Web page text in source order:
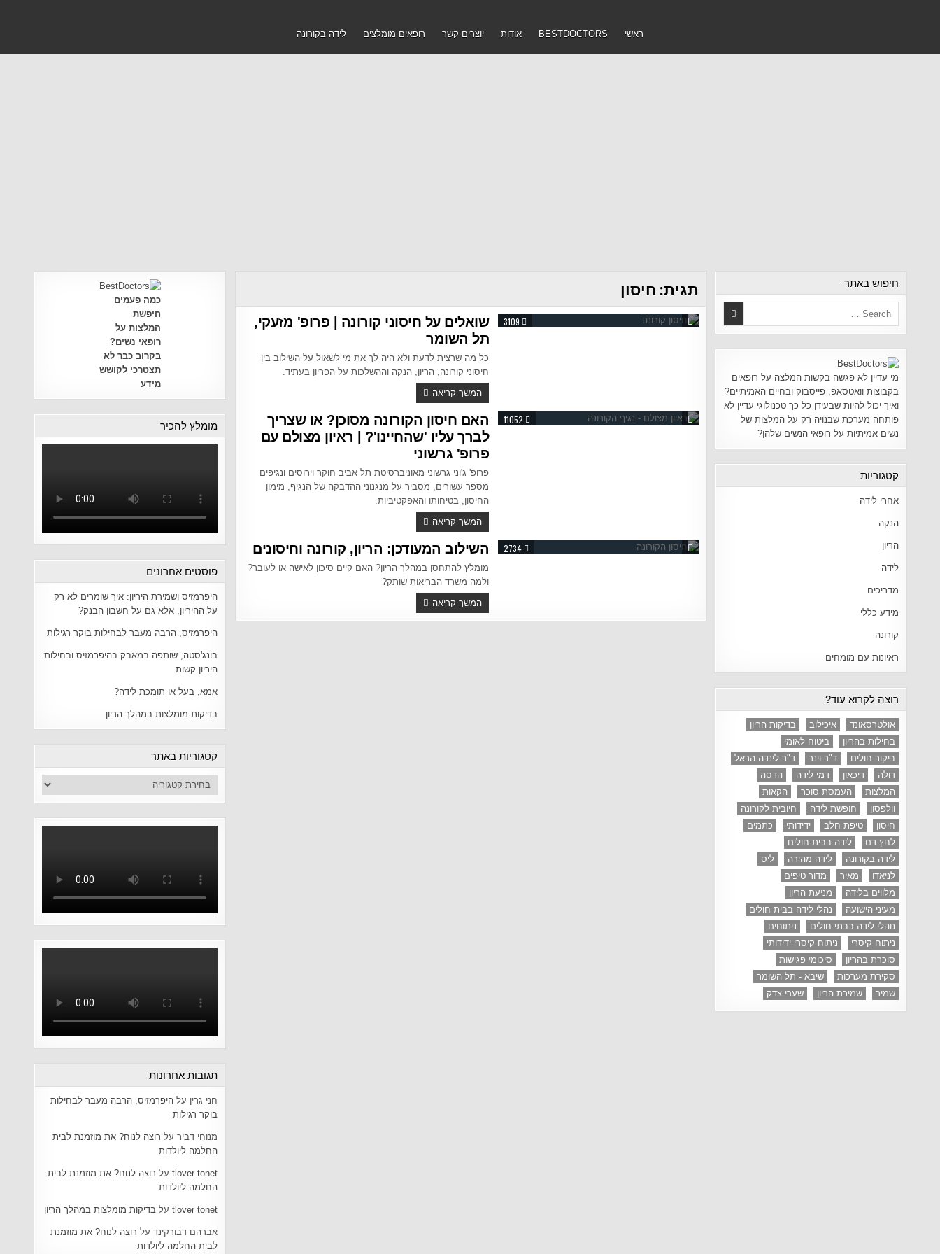
ראשי BESTDOCTORS אודות יוצרים קשר רופאים מומלצים לידה בקורונה
תגית: חיסון
3109
שואלים על חיסוני קורונה | פרופ' מזעקי,
תל השומר
כל מה שרצית לדעת ולא היה לך את מי לשאול על השילוב בין
חיסוני קורונה, הריון, הנקה וההשלכות על הפריון בעתיד.
המשך קריאה
11052
האם חיסון הקורונה מסוכן? או שצריך
לברך עליו 'שהחיינו'? | ראיון מצולם עם
פרופ' גרשוני
פרופ' ג'וני גרשוני מאוניברסיטת תל אביב חוקר וירוסים ונגיפים
מספר עשורים, מסביר על מנגנוני ההדבקה של הנגיף, מימון
החיסון, בטיחותו והאפקטיביות.
המשך קריאה
2734 השילוב המעודכן: הריון, קורונה וחיסונים
מומלץ להתחסן במהלך הריון? האם קיים סיכון לאישה או לעובר?
ולמה משרד הבריאות שותק?
המשך קריאה
כמה פעמים
חיפשת
המלצות על
רופאי נשים?
בקרוב כבר לא
תצטרכי לקושש
מידע
מומלץ להכיר
פוסטים אחרונים
היפרמזיס ושמירת היריון: איך שומרים לא רק
על ההיריון, אלא גם על חשבון הבנק?
היפרמזיס, הרבה מעבר לבחילות בוקר רגילות
בונג'סטה, שותפה במאבק בהיפרמזיס ובחילות
היריון קשות
אמא, בעל או תומכת לידה?
בדיקות מומלצות במהלך הריון
קטגוריות באתר
תגובות אחרונות
חני גרין על היפרמזיס, הרבה מעבר לבחילות
בוקר רגילות
מנוחי דבירעל רוצה לנוח? את מוזמנת לבית
החלמה ליולדות
tlover tonetעל רוצה לנוח? את מוזמנת לבית
החלמה ליולדות
tlover tonetעל בדיקות מומלצות במהלך הריון
אברהם דבורקינדעל רוצה לנוח? את מוזמנת
לבית החלמה ליולדות
חיפוש באתר
מי עדיין לא פגשה בקשות המלצה על רופאים
בקבוצות וואטסאפ, פייסבוק ובחיים האמיתיים?
ואיך יכול להיות שבעידן כל כך טכנולוגי עדיין לא
פותחה מערכת שבנויה רק על המלצות של
נשים אמיתיות על רופאי הנשים שלהן?
קטגוריות
אחרי לידה
הנקה
הריון
לידה
מדריכים
מידע כללי
קורונה
ראיונות עם מומחים
רוצה לקרוא עוד?
אולטרסאונד איכילוב
בדיקות הריון
בחילות בהריון
ביטוח לאומי
ביקור חולים
ד"ר וינר
ד"ר לינדה הראל
דולה
דיכאון דמי לידה
הדסה
המלצות
העמסת סוכר
הקאות
וולפסון
חופשת לידה
חיובית לקורונה
חיסון
טיפת חלב ידידותי
כתמים
לחץ דם
לידה בבית חולים
לידה בקורונה
לידה מהירה
ליס
לניאדו
מאיר
מדור טיפים
מלווים בלידה
מניעת הריון
מעיני הישועה
נהלי לידה בבית חולים
נוהלי לידה בבתי חולים
ניתוחים
ניתוח קיסרי
ניתוח קיסרי ידידותי
סוכרת בהריון
סיכומי פגישות
סקירת מערכות
שיבא - תל השומר
שמיר
שמירת הריון שערי צדק